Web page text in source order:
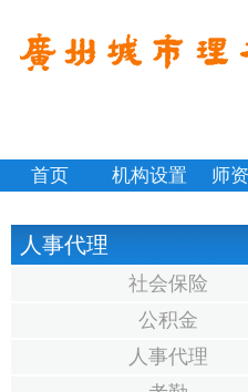
首页 机构设置 师
人事代理
社会保险
公积金
人事代理